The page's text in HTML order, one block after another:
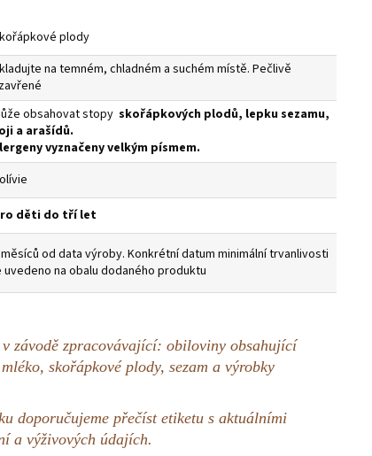
plody
na temném, chladném a suchém místě. Pečlivě
obsahovat stopy skořápkových plodů, lepku sezamu,
a arašídů.
vyznačeny velkým písmem.
děti do tří let
od data výroby. Konkrétní datum minimální trvanlivosti
uvedeno na obalu dodaného produktu
závodě zpracovávající: obiloviny obsahující
skořápkové plody, sezam a výrobky
doporučujeme přečíst etiketu s aktuálními
a výživových údajích.